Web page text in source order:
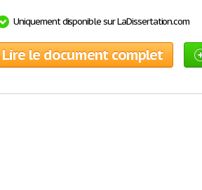
Uniquement disponible sur LaDissertation.com
Lire le document complet